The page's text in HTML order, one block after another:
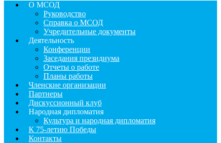
О МСОД
Руководство
Справка о МСОД
Учредительные документы
Деятельность
Конференции
Заседания президиума
Отчеты о работе
Планы работы
Членские организации
Партнеры
Дискуссионный клуб
Народная дипломатия
Культура и народная дипломатия
К 75-летию Победы
Контакты